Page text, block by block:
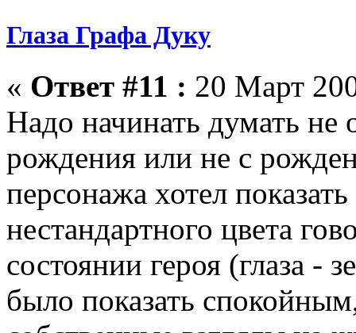
Глаза Графа Дуку
« Ответ #11 : 20 Март
Надо начинать думать не
рождения или не с
персонажа хотел
нестандартного цвета
состоянии героя (глаза
было показать